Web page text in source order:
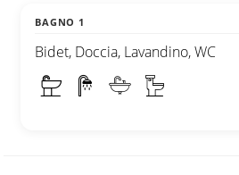
BAGNO 1
Bidet, Doccia, Lavandino, WC